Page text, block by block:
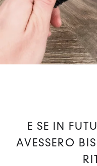
E SE IN
AVESSERO